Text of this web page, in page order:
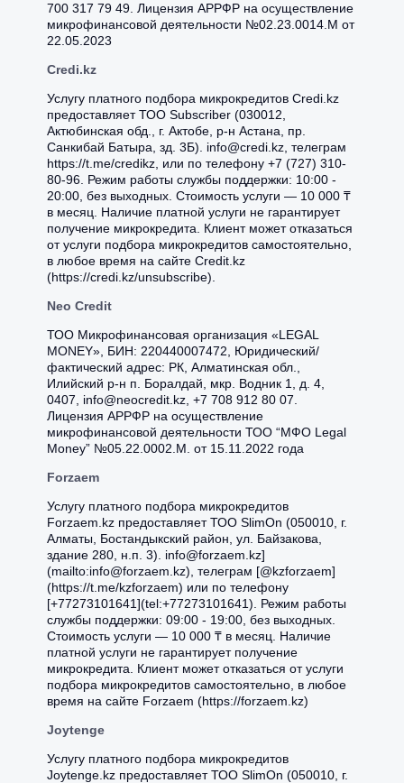
700 317 79 49. Лицензия АРРФР на осуществление
микрофинансовой деятельности №02.23.0014.М от
22.05.2023
Credi.kz
Услугу платного подбора микрокредитов Credi.kz
предоставляет ТОО Subscriber (030012,
Актюбинская обд., г. Актобе, р-н Астана, пр.
Санкибай Батыра, зд. 3Б). info@credi.kz, телеграм
https://t.me/credikz, или по телефону +7 (727) 310-
80-96. Режим работы службы поддержки: 10:00 -
20:00, без выходных. Стоимость услуги — 10 000 ₸
в месяц. Наличие платной услуги не гарантирует
получение микрокредита. Клиент может отказаться
от услуги подбора микрокредитов самостоятельно,
в любое время на сайте Credit.kz
(https://credi.kz/unsubscribe).
Neo Credit
ТОО Микрофинансовая организация «LEGAL
MONEY», БИН: 220440007472, Юридический/
фактический адрес: РК, Алматинская обл.,
Илийский р-н п. Боралдай, мкр. Водник 1, д. 4,
0407, info@neocredit.kz, +7 708 912 80 07.
Лицензия АРРФР на осуществление
микрофинансовой деятельности ТОО “MФО Legal
Money” №05.22.0002.М. от 15.11.2022 года
Forzaem
Услугу платного подбора микрокредитов
Forzaem.kz предоставляет ТОО SlimOn (050010, г.
Алматы, Бостандыкский район, ул. Байзакова,
здание 280, н.п. 3). info@forzaem.kz]
(mailto:info@forzaem.kz), телеграм [@kzforzaem]
(https://t.me/kzforzaem) или по телефону
[+77273101641](tel:+77273101641). Режим работы
службы поддержки: 09:00 - 19:00, без выходных.
Стоимость услуги — 10 000 ₸ в месяц. Наличие
платной услуги не гарантирует получение
микрокредита. Клиент может отказаться от услуги
подбора микрокредитов самостоятельно, в любое
время на сайте Forzaem (https://forzaem.kz)
Joytenge
Услугу платного подбора микрокредитов
Joytenge.kz предоставляет ТОО SlimOn (050010, г.